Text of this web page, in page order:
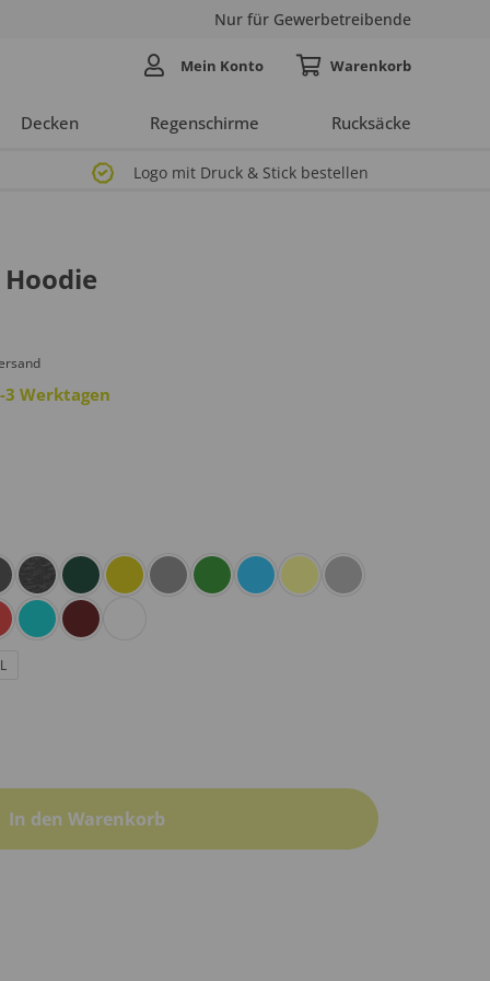
Nur für Gewerbetreibende
Decken Regenschirme Rucksäcke
Mein Konto
Logo mit Druck & Stick bestellen
Werktagen
In den Warenkorb